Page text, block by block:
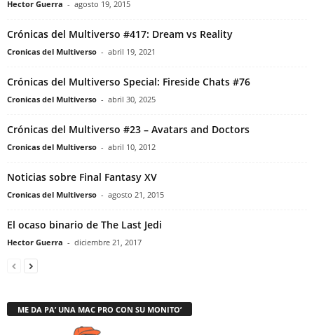
Hector Guerra - agosto 19, 2015
Crónicas del Multiverso #417: Dream vs Reality
Cronicas del Multiverso - abril 19, 2021
Crónicas del Multiverso Special: Fireside Chats #76
Cronicas del Multiverso - abril 30, 2025
Crónicas del Multiverso #23 – Avatars and Doctors
Cronicas del Multiverso - abril 10, 2012
Noticias sobre Final Fantasy XV
Cronicas del Multiverso - agosto 21, 2015
El ocaso binario de The Last Jedi
Hector Guerra - diciembre 21, 2017
ME DA PA’ UNA MAC PRO CON SU MONITO’